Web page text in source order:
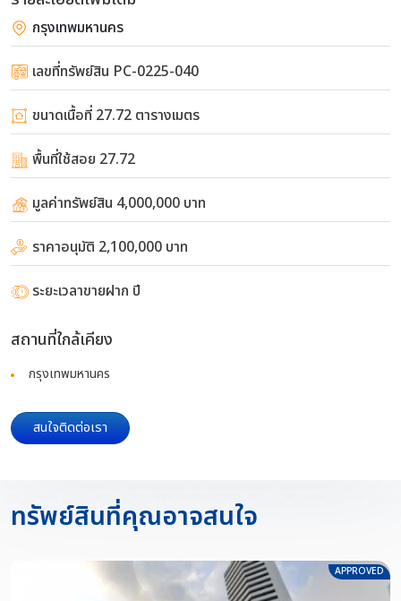
กรุงเทพมหานคร
เลขที่ทรัพย์สิน PC-0225-040
ขนาดเนื้อที่ 27.72 ตารางเมตร
พื้นที่ใช้สอย 27.72
มูลค่าทรัพย์สิน 4,000,000 บาท
ราคาอนุมัติ 2,100,000 บาท
ระยะเวลาขายฝาก ปี
สถานที่ใกล้เคียง
กรุงเทพมหานคร
สนใจติดต่อเรา
ทรัพย์สินที่คุณอาจสนใจ
APPROVED